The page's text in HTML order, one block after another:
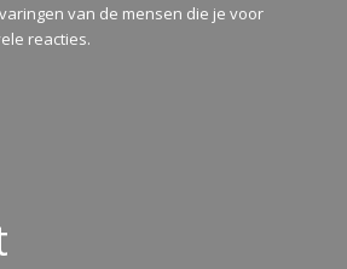
van de mensen die je voor
reacties.